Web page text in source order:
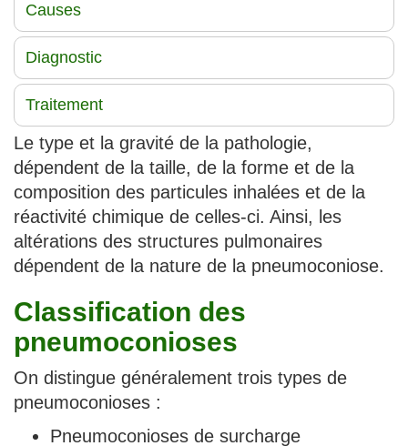
Causes
Diagnostic
Traitement
Le type et la gravité de la pathologie,
dépendent de la taille, de la forme et de la
composition des particules inhalées et de la
réactivité chimique de celles-ci. Ainsi, les
altérations des structures pulmonaires
dépendent de la nature de la pneumoconiose.
Classification des
pneumoconioses
On distingue généralement trois types de
pneumoconioses :
Pneumoconioses de surcharge